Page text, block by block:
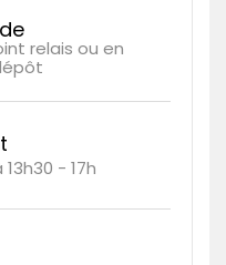
relais ou en
- 17h